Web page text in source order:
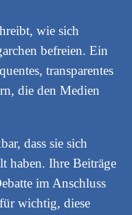
wie sich
befreien. Ein
transparentes
die den Medien
dass sie sich
haben. Ihre Beiträge
im Anschluss
wichtig, diese